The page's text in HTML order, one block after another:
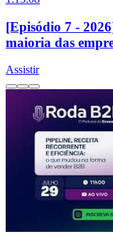
[Episódio 7 -
maioria das
Assistir